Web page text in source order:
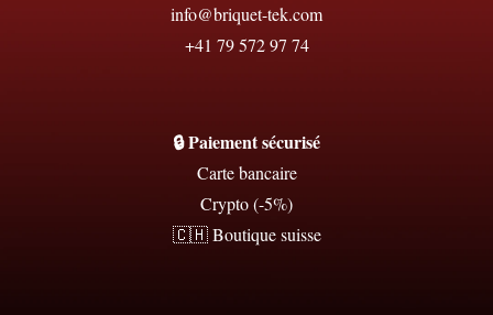
info@briquet-tek.com
+41 79 572 97 74
🔒 Paiement sécurisé
Carte bancaire
Crypto (-5%)
🇨🇭 Boutique suisse